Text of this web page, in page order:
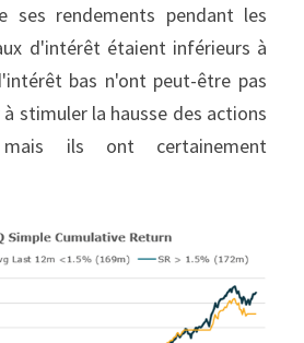
ses rendements pendant les
d'intérêt étaient inférieurs à
bas n'ont peut-être pas
stimuler la hausse des actions
mais ils ont certainement